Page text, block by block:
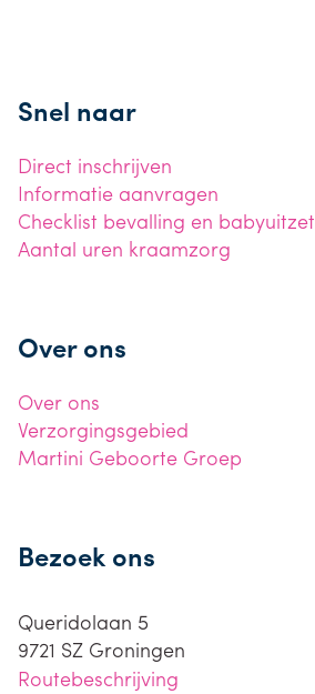
Snel naar
Direct inschrijven
Informatie aanvragen
Checklist bevalling en babyuitzet
Aantal uren kraamzorg
Over ons
Over ons
Verzorgingsgebied
Martini Geboorte Groep
Bezoek ons
Queridolaan 5
9721 SZ Groningen
Routebeschrijving